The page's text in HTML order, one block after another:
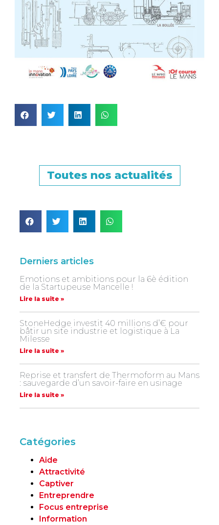
Toutes nos actualités
Derniers articles
Emotions et ambitions pour la 6è édition
de la Startupeuse Mancelle !
Lire la suite »
StoneHedge investit 40 millions d’€ pour
bâtir un site industrie et logistique à La
Milesse
Lire la suite »
Reprise et transfert de Thermoform au Mans
: sauvegarde d’un savoir-faire en usinage
Lire la suite »
Catégories
Aide
Attractivité
Captiver
Entreprendre
Focus entreprise
Information